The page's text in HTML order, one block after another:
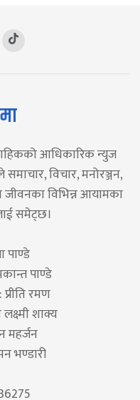
आधिकारिक न्युज
समाचार, विचार, मनोरञ्जन,
जीवनका विभिन्न आयामका
समेट्छ।
पाण्डे
पाण्डे
रमण
शाक्य
महर्जन
भण्डारी